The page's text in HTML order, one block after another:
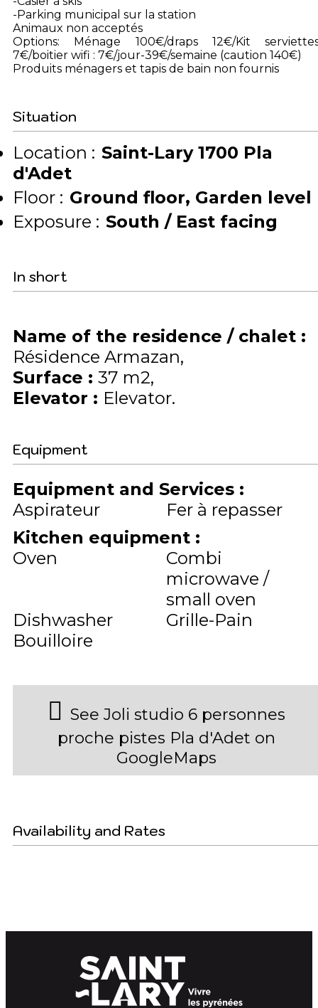
-Parking municipal sur la station
Animaux non acceptés
Options: Ménage 100€/draps 12€/Kit
7€/boitier wifi : 7€/jour-39€/semaine (caution 140€)
Produits ménagers et tapis de bain non fournis
Situation
Location : Saint-Lary 1700 Pla
d'Adet
Floor : Ground floor Garden level
Exposure : South / East facing
In short
Name of the residence / chalet :
Résidence Armazan
Surface : 37 m2
Elevator : Elevator
Equipment
Equipment and Services :
Aspirateur
Fer à repasser
Kitchen equipment :
Oven
Combi
microwave /
small oven
Dishwasher
Grille-Pain
Bouilloire
See Joli studio 6 personnes
proche pistes Pla d'Adet on
GoogleMaps
Availability and Rates